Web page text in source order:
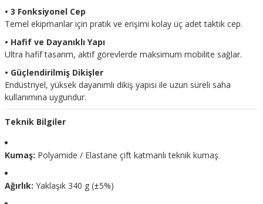
• 3 Fonksiyonel Cep
Temel ekipmanlar için pratik ve erişimi kolay üç adet taktik cep.
• Hafif ve Dayanıklı Yapı
Ultra hafif tasarım, aktif görevlerde maksimum mobilite sağlar.
• Güçlendirilmiş Dikişler
Endüstriyel, yüksek dayanımlı dikiş yapısı ile uzun süreli saha
kullanımına uygundur.
Teknik Bilgiler
Kumaş: Polyamide / Elastane çift katmanlı teknik kumaş
Ağırlık: Yaklaşık 340 g (±5%)